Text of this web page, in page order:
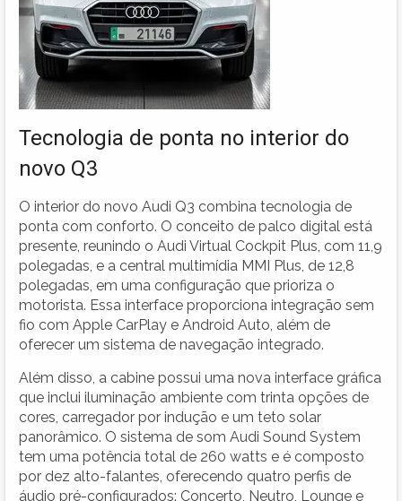
Tecnologia de ponta no interior do
novo Q3
O interior do novo Audi Q3 combina tecnologia de
ponta com conforto. O conceito de palco digital está
presente, reunindo o Audi Virtual Cockpit Plus, com 11,9
polegadas, e a central multimídia MMI Plus, de 12,8
polegadas, em uma configuração que prioriza o
motorista. Essa interface proporciona integração sem
fio com Apple CarPlay e Android Auto, além de
oferecer um sistema de navegação integrado.
Além disso, a cabine possui uma nova interface gráfica
que inclui iluminação ambiente com trinta opções de
cores, carregador por indução e um teto solar
panorâmico. O sistema de som Audi Sound System
tem uma potência total de 260 watts e é composto
por dez alto-falantes, oferecendo quatro perfis de
áudio pré-configurados: Concerto, Neutro, Lounge e